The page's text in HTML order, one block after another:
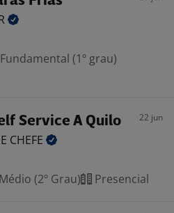
(1º grau)
Service A Quilo 22 jun
CHEFE
(2º Grau) Presencial